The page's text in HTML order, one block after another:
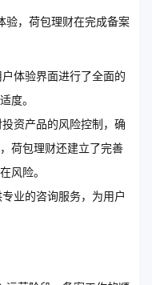
验，荷包理财在完成备案
体验界面进行了全面的
度。
资产品的风险控制，确
荷包理财还建立了完善
风险。
业的咨询服务，为用户